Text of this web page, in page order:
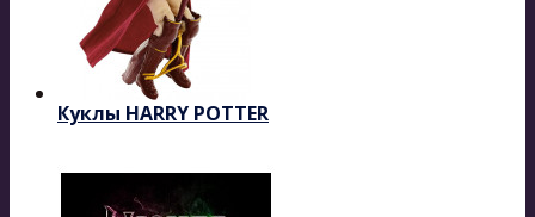
Куклы HARRY POTTER